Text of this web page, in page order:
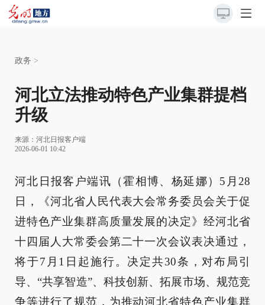
政务 >
河北立法推动特色产业集群提档
升级
来源： 河北日报客户端
2026-06-01 10:42
河北日报客户端讯（霍相博、杨延娜）5月28
日，《河北省人民代表大会常务委员会关于促
进特色产业集群高质量发展的决定》经河北省
十四届人大常委会第二十一次会议表决通过，
将于7月1日起施行。决定共30条，对布局引
导、“共享智造”、科技创新、拓展市场、规范竞
争等进行了规范，为推动河北省特色产业集群